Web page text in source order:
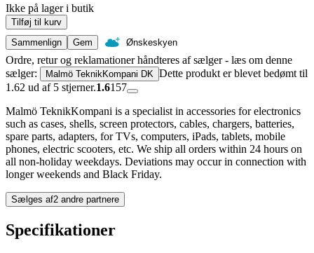
Ikke på lager i butik
Tilføj til kurv
Sammenlign
Gem Ønskeskyen
Ordre, retur og reklamationer håndteres af sælger - læs om denne
sælger:
Malmö TeknikKompani DK Dette produkt er blevet bedømt til
1.62 ud af 5 stjerner.1.6157
Malmö TeknikKompani is a specialist in accessories for electronics
such as cases, shells, screen protectors, cables, chargers, batteries,
spare parts, adapters, for TVs, computers, iPads, tablets, mobile
phones, electric scooters, etc. We ship all orders within 24 hours on
all non-holiday weekdays. Deviations may occur in connection with
longer weekends and Black Friday.
Sælges af2 andre partnere
Specifikationer